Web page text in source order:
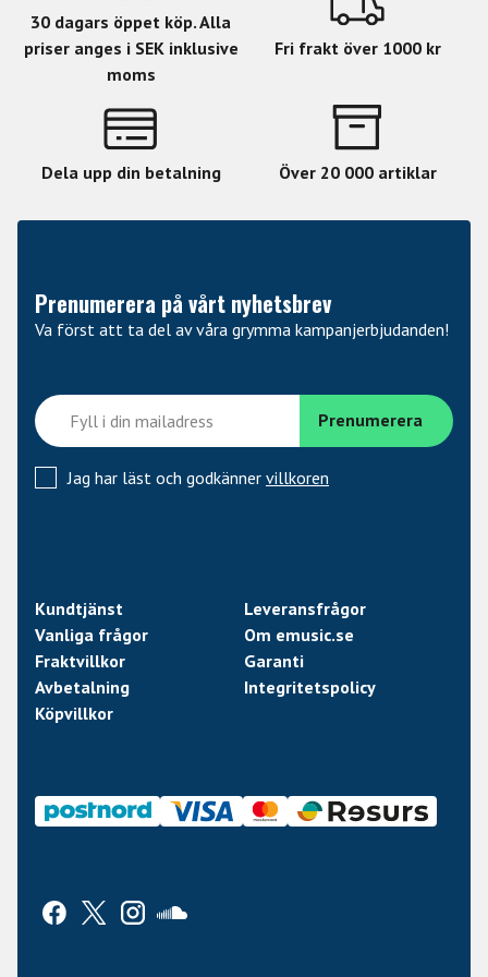
30 dagars öppet köp. Alla
priser anges i SEK inklusive
moms
Fri frakt över 1000 kr
Dela upp din betalning Över 20 000 artiklar
Prenumerera på vårt nyhetsbrev
Va först att ta del av våra grymma kampanjerbjudanden!
Jag har läst och godkänner villkoren
Kundtjänst
Leveransfrågor
Vanliga frågor
Om emusic.se
Fraktvillkor
Garanti
Avbetalning
Integritetspolicy
Köpvillkor